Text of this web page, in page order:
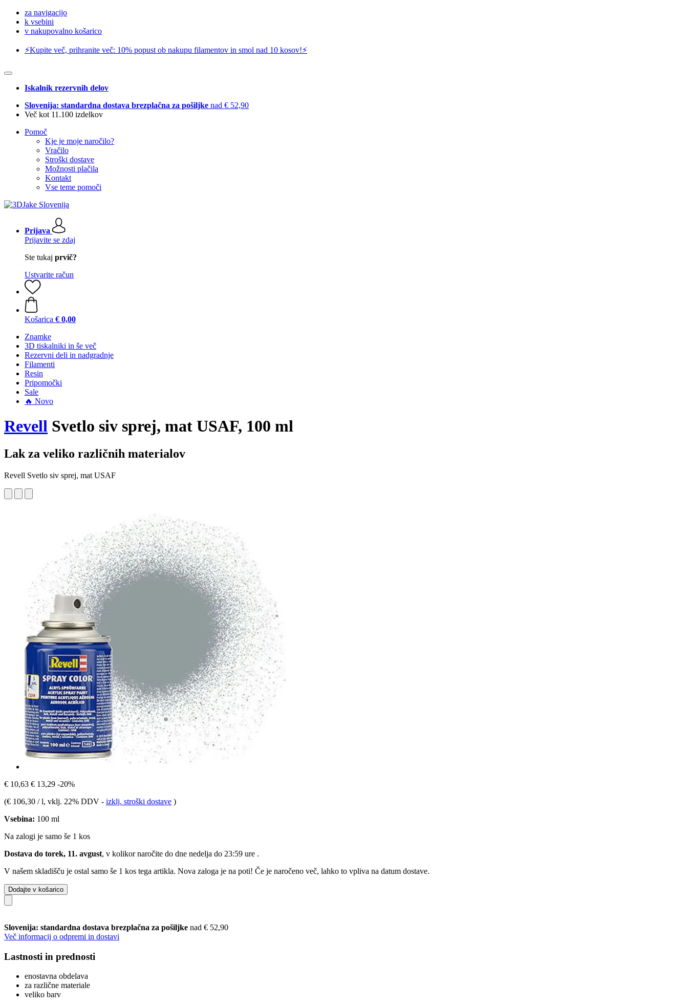
za navigacijo
k vsebini
v nakupovalno košarico
⚡️Kupite več, prihranite več: 10% popust ob nakupu filamentov in smol nad 10 kosov!⚡️
Iskalnik rezervnih delov
Slovenija: standardna dostava brezplačna za pošiljke nad € 52,90
Več kot 11.100 izdelkov
Pomoč
Kje je moje naročilo?
Vračilo
Stroški dostave
Možnosti plačila
Kontakt
Vse teme pomoči
Prijava
Prijavite se zdaj
Ste tukaj prvič?
Ustvarite račun
Košarica € 0,00
Znamke
3D tiskalniki in še več
Rezervni deli in nadgradnje
Filamenti
Resin
Pripomočki
Sale
🔥 Novo
Revell Svetlo siv sprej, mat USAF, 100 ml
Lak za veliko različnih materialov
Revell Svetlo siv sprej, mat USAF
€ 10,63 € 13,29 -20%
(€ 106,30 / l, vklj. 22% DDV - izklj. stroški dostave )
Vsebina: 100 ml
Na zalogi je samo še 1 kos
Dostava do torek, 11. avgust, v kolikor naročite do dne nedelja do 23:59 ure .
V našem skladišču je ostal samo še 1 kos tega artikla. Nova zaloga je na poti! Če je naročeno več, lahko to vpliva na datum dostave.
Dodajte v košarico
Slovenija: standardna dostava brezplačna za pošiljke nad € 52,90
Več informacij o odpremi in dostavi
Lastnosti in prednosti
enostavna obdelava
za različne materiale
veliko barv